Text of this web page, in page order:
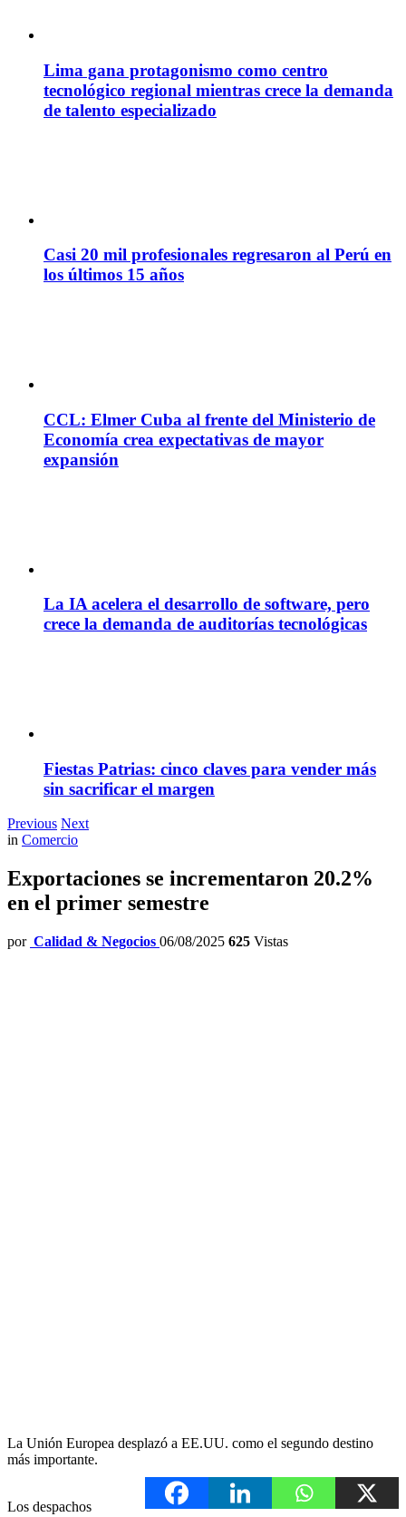
Lima gana protagonismo como centro
tecnológico regional mientras crece la demanda
de talento especializado
Casi 20 mil profesionales regresaron al Perú en
los últimos 15 años
CCL: Elmer Cuba al frente del Ministerio de
Economía crea expectativas de mayor
expansión
La IA acelera el desarrollo de software, pero
crece la demanda de auditorías tecnológicas
Fiestas Patrias: cinco claves para vender más
sin sacrificar el margen
Previous Next
in Comercio
Exportaciones se incrementaron 20.2%
en el primer semestre
por Calidad & Negocios 06/08/2025 625 Vistas
La Unión Europea desplazó a EE.UU. como el segundo destino
más importante.
Los despachos